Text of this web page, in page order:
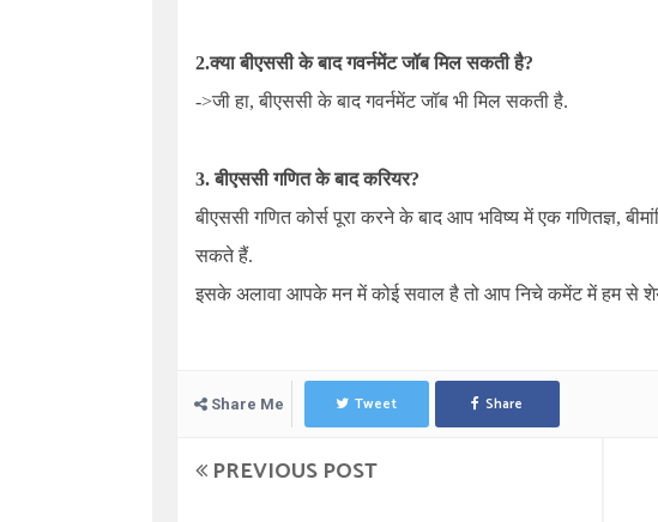
2.क्या बीएससी के बाद गवर्नमेंट जॉब मिल सकती है?
->जी हा, बीएससी के बाद गवर्नमेंट जॉब भी मिल सकती है.
3. बीएससी गणित के बाद करियर?
बीएससी गणित कोर्स पूरा करने के बाद आप भविष्य में एक गणितज्ञ,
सकते हैं.
इसके अलावा आपके मन में कोई सवाल है तो आप निचे कमेंट में हम से
Share Me Tweet Share
PREVIOUS POST